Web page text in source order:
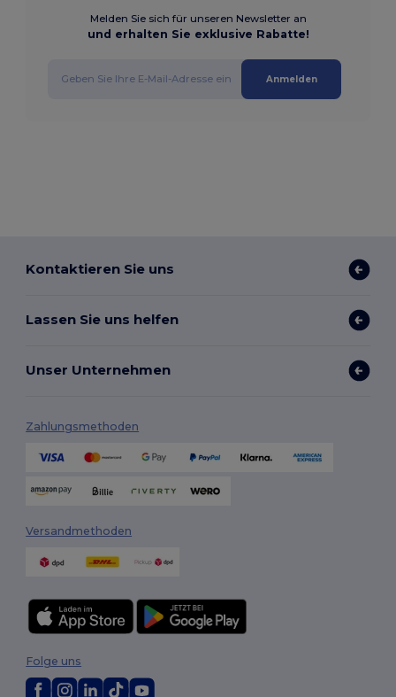
Melden Sie sich für unseren Newsletter an
und erhalten Sie exklusive Rabatte!
Anmelden
Kontaktieren Sie uns
Lassen Sie uns helfen
Unser Unternehmen
Zahlungsmethoden
Versandmethoden
Folge uns